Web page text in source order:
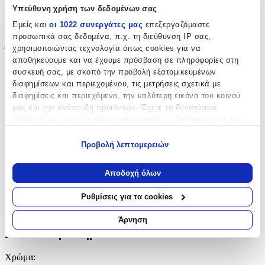
Υπεύθυνη χρήση των δεδομένων σας
Εμείς και οι 1022 συνεργάτες μας επεξεργαζόμαστε
προσωπικά σας δεδομένα, π.χ. τη διεύθυνση IP σας,
χρησιμοποιώντας τεχνολογία όπως cookies για να
αποθηκεύουμε και να έχουμε πρόσβαση σε πληροφορίες στη
συσκευή σας, με σκοπό την προβολή εξατομικευμένων
διαφημίσεων και περιεχομένου, τις μετρήσεις σχετικά με
διαφημίσεις και περιεχόμενο, την καλύτερη εικόνα του κοινού
μας και την ανάπτυξη προϊόντων. Έχετε τη δυνατότητα
Να συλλέξουμε πληροφορίες σχετικά με τη γεωγραφική
σας τοποθεσία, οι οποίες μπορεί να είναι ακριβείς σε
απόσταση μερικών μέτρων
Να αναγνωρίσουμε τη συσκευή σας σαρώνοντας ενεργά
για συγκεκριμένα χαρακτηριστικά (δακτυλικό αποτύπωμα)
Μάθετε περισσότερα σχετικά με τον τρόπο επεξεργασίας των
προσωπικών σας δεδομένων και καθορίστε τις προτιμήσεις σας
στην
Προβολή λεπτομερειών
Αποδοχή όλων
Ρυθμίσεις για τα cookies
Άρνηση
cm
Ύψος:
40
cm
Χαρακτηριστικά
Κατασκευαστής
Polo
Βασικά Χαρακτηριστικά
Χρώμα: